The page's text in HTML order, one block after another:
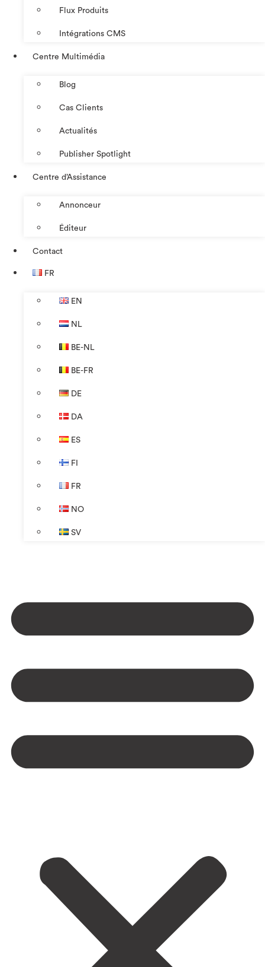
Flux Produits
Intégrations CMS
Centre Multimédia
Blog
Cas Clients
Actualités
Publisher Spotlight
Centre d’Assistance
Annonceur
Éditeur
Contact
FR
EN
NL
BE-NL
BE-FR
DE
DA
ES
FI
FR
NO
SV